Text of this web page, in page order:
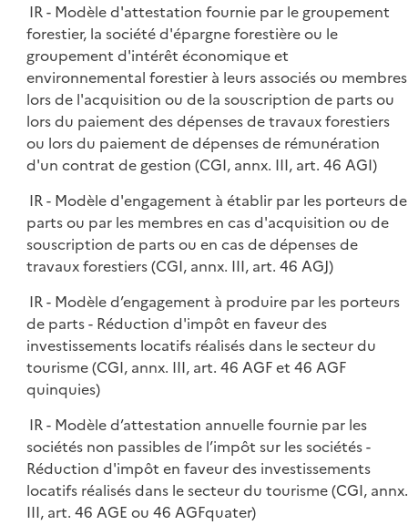
IR - Modèle d'attestation fournie par le groupement
forestier, la société d'épargne forestière ou le
groupement d'intérêt économique et
environnemental forestier à leurs associés ou membres
lors de l'acquisition ou de la souscription de parts ou
lors du paiement des dépenses de travaux forestiers
ou lors du paiement de dépenses de rémunération
d'un contrat de gestion (CGI, annx. III, art. 46 AGI)
IR - Modèle d'engagement à établir par les porteurs de
parts ou par les membres en cas d'acquisition ou de
souscription de parts ou en cas de dépenses de
travaux forestiers (CGI, annx. III, art. 46 AGJ)
IR - Modèle d’engagement à produire par les porteurs
de parts - Réduction d'impôt en faveur des
investissements locatifs réalisés dans le secteur du
tourisme (CGI, annx. III, art. 46 AGF et 46 AGF
quinquies)
IR - Modèle d’attestation annuelle fournie par les
sociétés non passibles de l’impôt sur les sociétés -
Réduction d'impôt en faveur des investissements
locatifs réalisés dans le secteur du tourisme (CGI, annx.
III, art. 46 AGE ou 46 AGFquater)